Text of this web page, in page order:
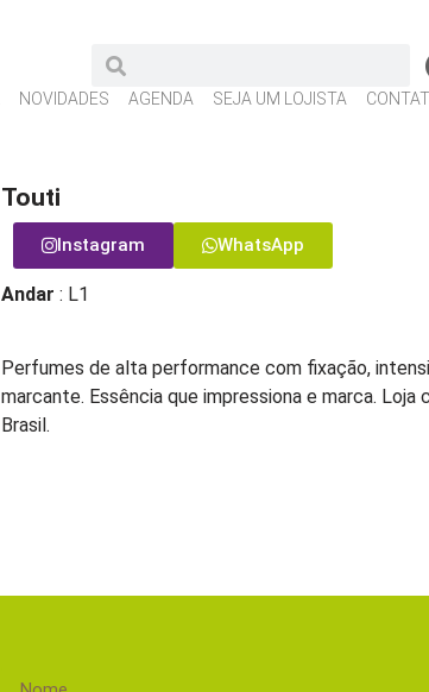
NOVIDADES AGENDA SEJA UM LOJISTA
Touti
Instagram WhatsApp
Andar : L1
Perfumes de alta performance com fixação,
marcante. Essência que impressiona e marca.
Brasil.